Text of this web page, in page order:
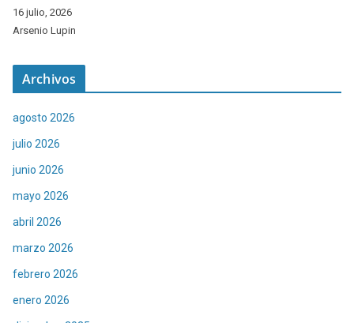
16 julio, 2026
Arsenio Lupin
Archivos
agosto 2026
julio 2026
junio 2026
mayo 2026
abril 2026
marzo 2026
febrero 2026
enero 2026